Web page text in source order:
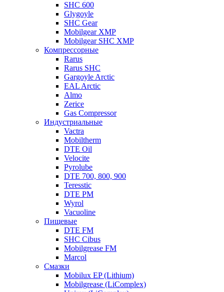
SHC 600
Glygoyle
SHC Gear
Mobilgear XMP
Mobilgear SHC XMP
Компрессорные
Rarus
Rarus SHC
Gargoyle Arctic
EAL Arctic
Almo
Zerice
Gas Compressor
Индустриальные
Vactra
Mobiltherm
DTE Oil
Velocite
Pyrolube
DTE 700, 800, 900
Teresstic
DTE PM
Wyrol
Vacuoline
Пищевые
DTE FM
SHC Cibus
Mobilgrease FM
Marcol
Смазки
Mobilux EP (Lithium)
Mobilgrease (LiComplex)